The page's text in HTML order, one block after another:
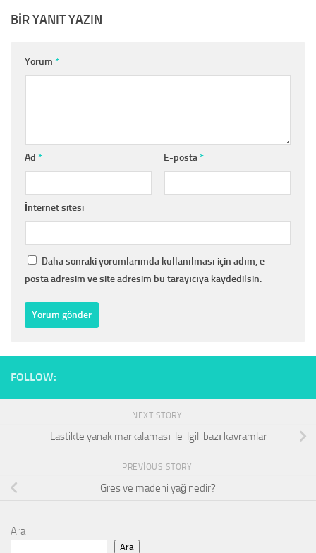
BIR YANIT YAZIN
Yorum *
Ad * E-posta*
İnternet sitesi
Daha sonraki yorumlarımda kullanılması için adım, e-
posta adresim ve site adresim bu tarayıcıya kaydedilsin.
FOLLOW:
NEXT STORY
Lastikte yanak markalaması ile ilgili bazı kavramlar
PREVIOUS STORY
Gres ve madeni yağ nedir?
Ara
Ara